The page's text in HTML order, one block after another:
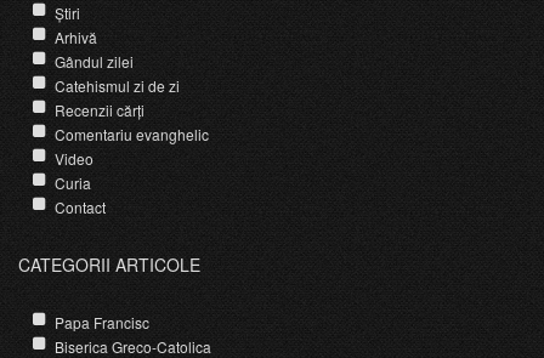
Știri
Arhivă
Gândul zilei
Catehismul zi de zi
Recenzii cărți
Comentariu evanghelic
Video
Curia
Contact
CATEGORII ARTICOLE
Papa Francisc
Biserica Greco-Catolica